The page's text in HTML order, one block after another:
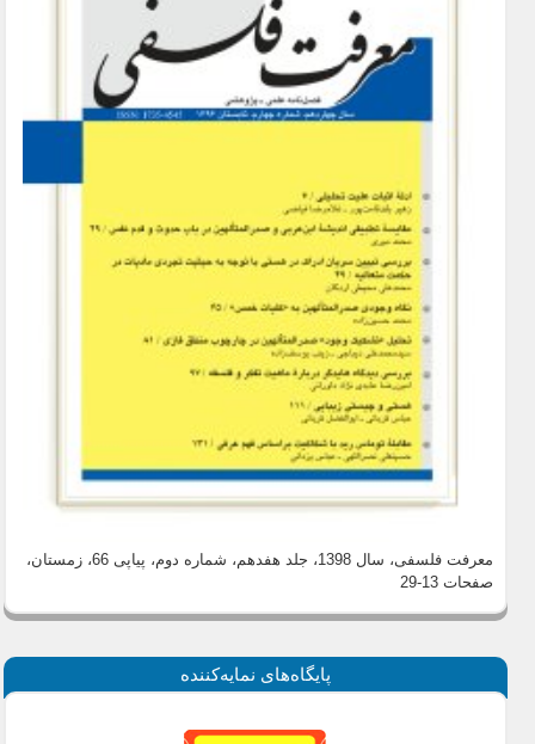
معرفت فلسفی، سال 1398، جلد هفدهم، شماره دوم، پیاپی 66، زمستان
،
صفحات 13-29
پايگاه‌های نمايه‌كننده